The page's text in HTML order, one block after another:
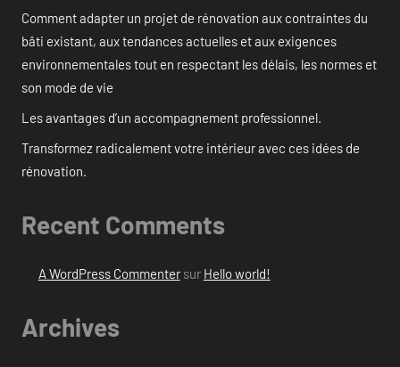
Comment adapter un projet de rénovation aux contraintes du
bâti existant, aux tendances actuelles et aux exigences
environnementales tout en respectant les délais, les normes et
son mode de vie
Les avantages d’un accompagnement professionnel.
Transformez radicalement votre intérieur avec ces idées de
rénovation.
Recent Comments
A WordPress Commentersur Hello world!
Archives